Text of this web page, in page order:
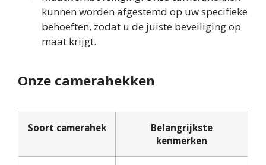
kunnen worden afgestemd op uw specifieke
behoeften, zodat u de juiste beveiliging op
maat krijgt.
Onze camerahekken
Soort camerahek
Belangrijkste
kenmerken